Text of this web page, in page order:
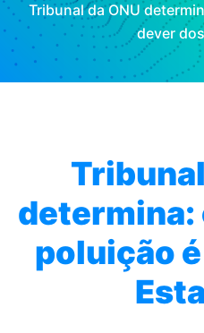
Tribunal da ONU
dever
determina:
poluição